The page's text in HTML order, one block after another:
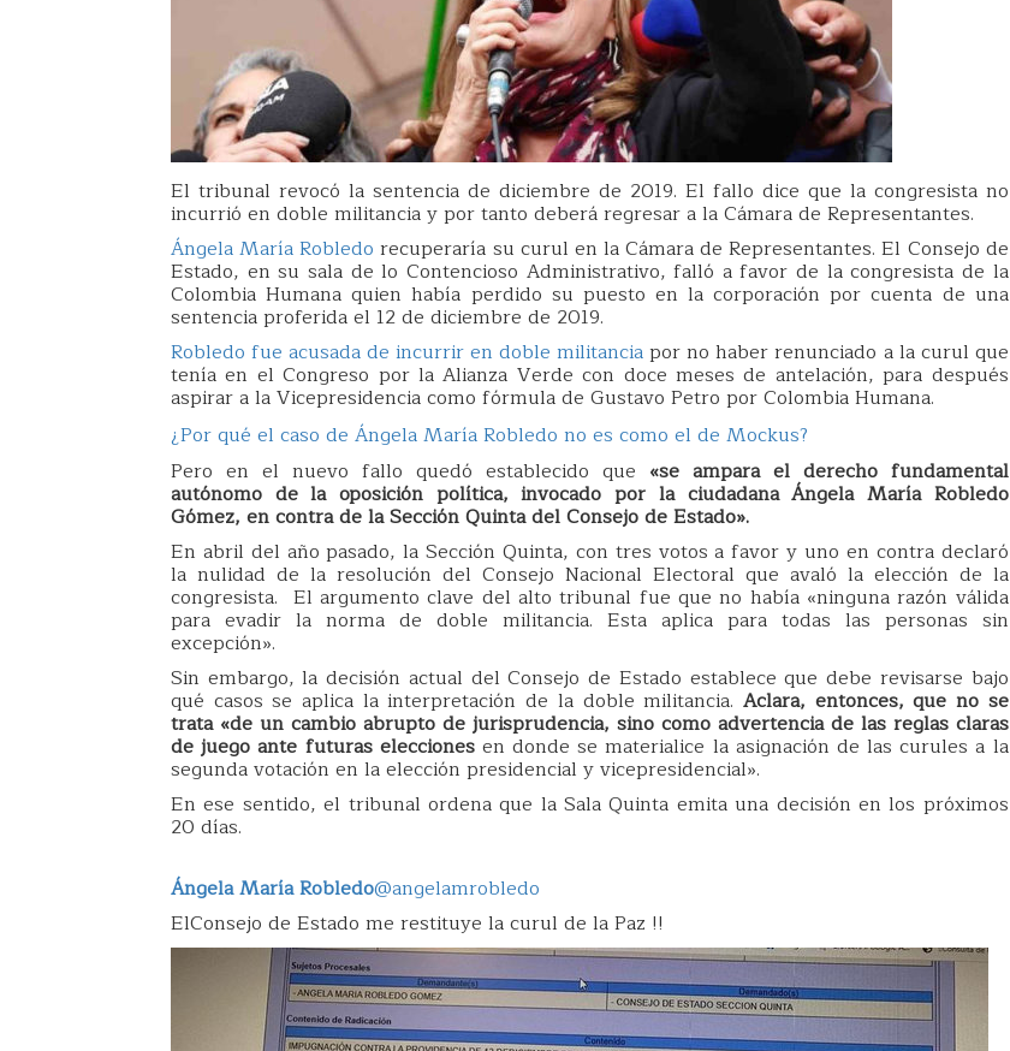
El tribunal revocó la sentencia de diciembre de 2019. El fallo dice que la congresista no
incurrió en doble militancia y por tanto deberá regresar a la Cámara de Representantes.
Ángela María Robledo recuperaría su curul en la Cámara de Representantes. El Consejo de
Estado, en su sala de lo Contencioso Administrativo, falló a favor de la congresista de la
Colombia Humana quien había perdido su puesto en la corporación por cuenta de una
sentencia proferida el 12 de diciembre de 2019.
Robledo fue acusada de incurrir en doble militanciapor no haber renunciado a la curul que
tenía en el Congreso por la Alianza Verde con doce meses de antelación, para después
aspirar a la Vicepresidencia como fórmula de Gustavo Petro por Colombia Humana.
¿Por qué el caso de Ángela María Robledo no es como el de Mockus?
Pero en el nuevo fallo quedó establecido que «se ampara el derecho fundamental
autónomo de la oposición política, invocado por la ciudadana Ángela María Robledo
Gómez, en contra de la Sección Quinta del Consejo de Estado».
En abril del año pasado, la Sección Quinta, con tres votos a favor y uno en contra declaró
la nulidad de la resolución del Consejo Nacional Electoral que avaló la elección de la
congresista. El argumento clave del alto tribunal fue que no había «ninguna razón válida
para evadir la norma de doble militancia. Esta aplica para todas las personas sin
excepción».
Sin embargo, la decisión actual del Consejo de Estado establece que debe revisarse bajo
qué casos se aplica la interpretación de la doble militancia. Aclara, entonces, que no se
trata «de un cambio abrupto de jurisprudencia, sino como advertencia de las reglas claras
de juego ante futuras eleccionesen donde se materialice la asignación de las curules a la
segunda votación en la elección presidencial y vicepresidencial».
En ese sentido, el tribunal ordena que la Sala Quinta emita una decisión en los próximos
20 días.
Ángela María Robledo@angelamrobledo
ElConsejo de Estado me restituye la curul de la Paz !!